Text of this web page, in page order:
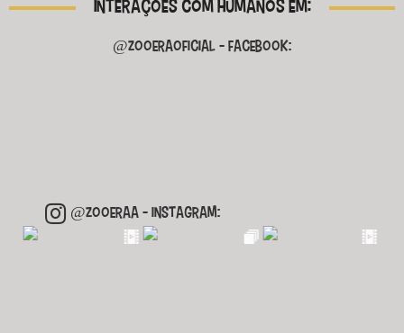
INTERAÇÕES COM HUMANOS EM:
@ZOOERAOFICIAL- FACEBOOK:
@ZOOERAA- INSTAGRAM: